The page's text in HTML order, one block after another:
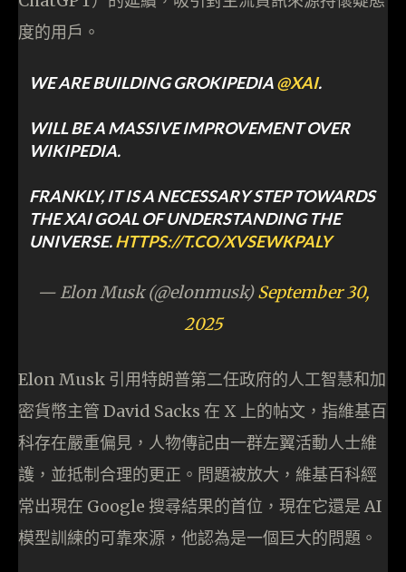
度的用戶。
WE ARE BUILDING GROKIPEDIA@XAI.
WILL BE A MASSIVE IMPROVEMENT OVER
WIKIPEDIA.
FRANKLY, IT IS A NECESSARY STEP TOWARDS
THE XAI GOAL OF UNDERSTANDING THE
UNIVERSE.HTTPS://T.CO/XVSEWKPALY
— Elon Musk (@elonmusk)September 30,
2025
Elon Musk 引用特朗普第二任政府的人工智慧和加
密貨幣主管 David Sacks 在 X 上的帖文，指維基百
科存在嚴重偏見，人物傳記由一群左翼活動人士維
護，並抵制合理的更正。問題被放大，維基百科經
常出現在 Google 搜尋結果的首位，現在它還是 AI
模型訓練的可靠來源，他認為是一個巨大的問題。